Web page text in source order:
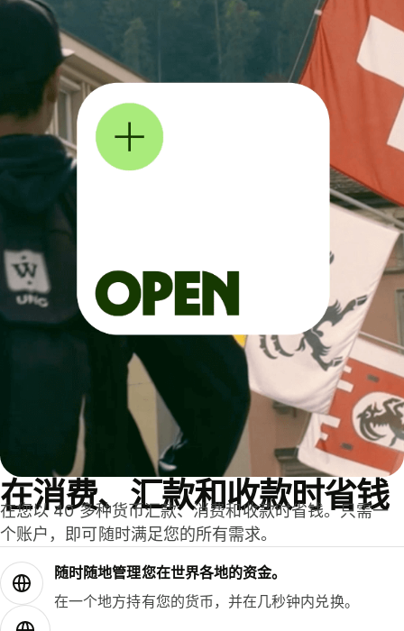
在消费、汇款和收款时省钱
在您以 40 多种货币汇款、消费和收款时省钱。只需一
个账户，即可随时满足您的所有需求。
随时随地管理您在世界各地的资金。
在一个地方持有您的货币，并在几秒钟内兑换。